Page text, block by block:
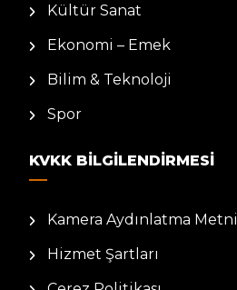
Kültür Sanat
Ekonomi – Emek
Bilim & Teknoloji
Spor
KVKK BILGILENDIRMESI
Kamera Aydınlatma Metni
Hizmet Şartları